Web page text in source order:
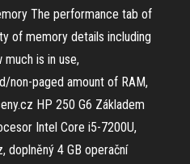
The performance tab of
of memory details including
is in use,
non-paged amount of RAM,
HP 250 G6 Základem
Intel Core i5-7200U,
doplněný 4 GB operační